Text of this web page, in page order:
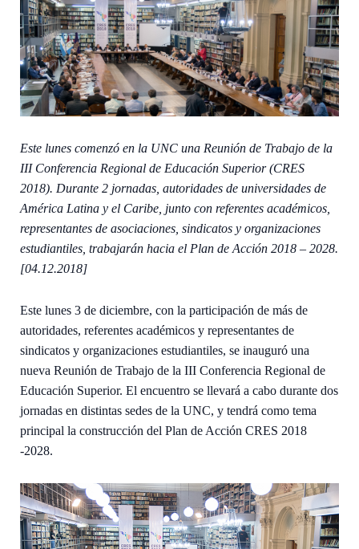
Este lunes comenzó en la UNC una Reunión de Trabajo de la
III Conferencia Regional de Educación Superior (CRES
2018). Durante 2 jornadas, autoridades de universidades de
América Latina y el Caribe, junto con referentes académicos,
representantes de asociaciones, sindicatos y organizaciones
estudiantiles, trabajarán hacia el Plan de Acción 2018 – 2028.
[04.12.2018]
Este lunes 3 de diciembre, con la participación de más de
autoridades, referentes académicos y representantes de
sindicatos y organizaciones estudiantiles, se inauguró una
nueva Reunión de Trabajo de la III Conferencia Regional de
Educación Superior. El encuentro se llevará a cabo durante dos
jornadas en distintas sedes de la UNC, y tendrá como tema
principal la construcción del Plan de Acción CRES 2018
-2028.